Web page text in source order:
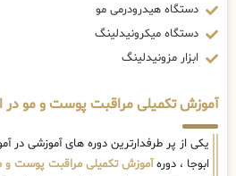
دستگاه هیدرودرمی مو
دستگاه میکرونیدلینگ
ابزار مزونیدلینگ
آموزش تکمیلی مراقبت پوست و مو در
یکی از پر طرفدارترین دوره های آموزشی در
ابوجا ، دورهآموزش تکمیلی مراقبت پوست و